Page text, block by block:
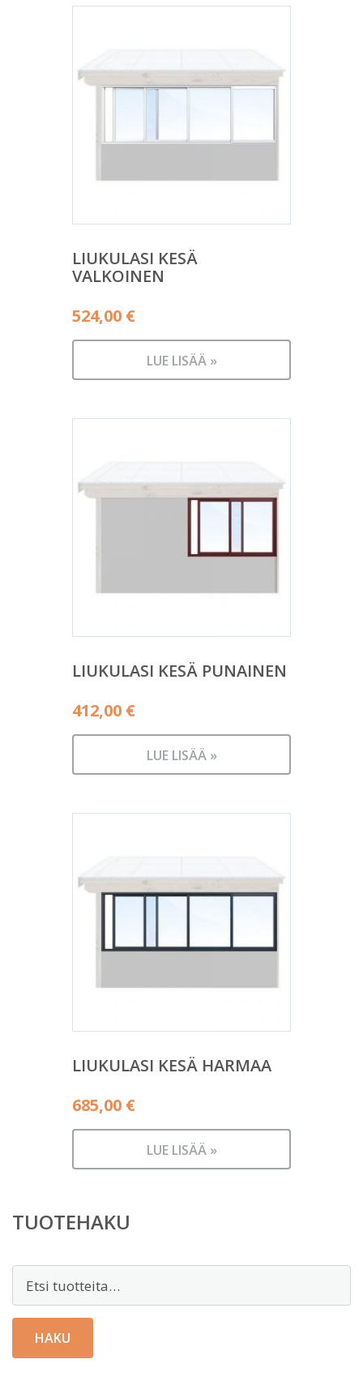
LIUKULASI KESÄ
VALKOINEN
524,00 €
LUE LISÄÄ »
LIUKULASI KESÄ PUNAINEN
412,00 €
LUE LISÄÄ »
LIUKULASI KESÄ HARMAA
685,00 €
LUE LISÄÄ »
TUOTEHAKU
HAKU